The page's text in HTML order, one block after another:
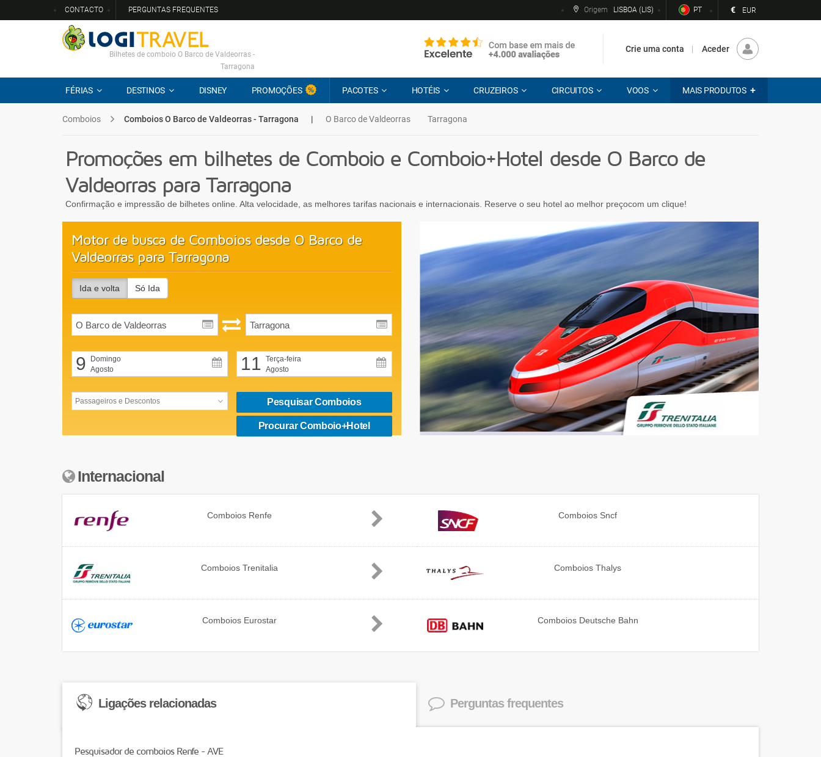
CONTACTO PERGUNTAS FREQUENTES Origem LISBOA (LIS) PT € EUR
Bilhetes de comboio O Barco de Valdeorras -
Tarragona
Crie uma conta Aceder
FÉRIAS DESTINOS DISNEY PROMOÇÕES PACOTES HOTÉIS CRUZEIROS CIRCUITOS VOOS MAIS PRODUTOS
Comboios Comboios O Barco de Valdeorras - Tarragona | O Barco de Valdeorras Tarragona
Promoções em bilhetes de Comboio e Comboio+Hotel desde O Barco de
Valdeorras para Tarragona
Confirmação e impressão de bilhetes online. Alta velocidade, as melhores tarifas nacionais e internacionais. Reserve o seu hotel ao melhor preçocom um clique!
Motor de busca de Comboios desde O Barco de
Valdeorras para Tarragona
Ida e volta Só Ida
9
Domingo
Agosto
11 Terça-feira
Agosto
Pesquisar Comboios
Procurar Comboio+Hotel
Internacional
Comboios Renfe Comboios Sncf
Comboios Trenitalia Comboios Thalys
Comboios Eurostar Comboios Deutsche Bahn
Ligações relacionadas Perguntas frequentes
Pesquisador de comboios Renfe - AVE